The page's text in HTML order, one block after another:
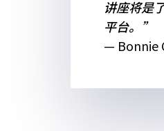
讲座将是
平台。”
— Bonnie